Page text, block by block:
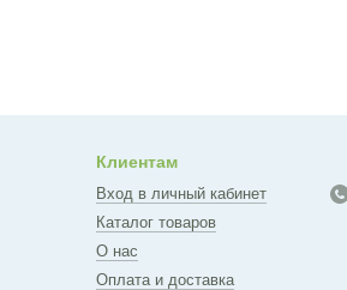
Клиентам
Вход в личный кабинет
Каталог товаров
О нас
Оплата и доставка